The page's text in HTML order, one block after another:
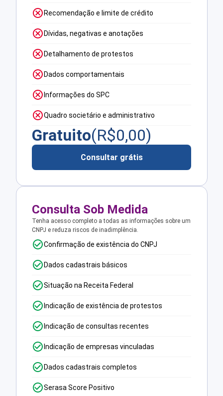
Recomendação e limite de crédito
Dívidas, negativas e anotações
Detalhamento de protestos
Dados comportamentais
Informações do SPC
Quadro societário e administrativo
Gratuito(R$0,00)
Consultar grátis
Consulta Sob Medida
Tenha acesso completo a todas as informações sobre um
CNPJ e reduza riscos de inadimplência.
Confirmação de existência do CNPJ
Dados cadastrais básicos
Situação na Receita Federal
Indicação de existência de protestos
Indicação de consultas recentes
Indicação de empresas vinculadas
Dados cadastrais completos
Serasa Score Positivo